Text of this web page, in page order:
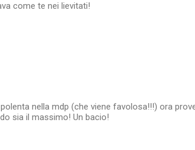
come te nei lievitati!
nella mdp (che viene favolosa!!!) ora
sia il massimo! Un bacio!